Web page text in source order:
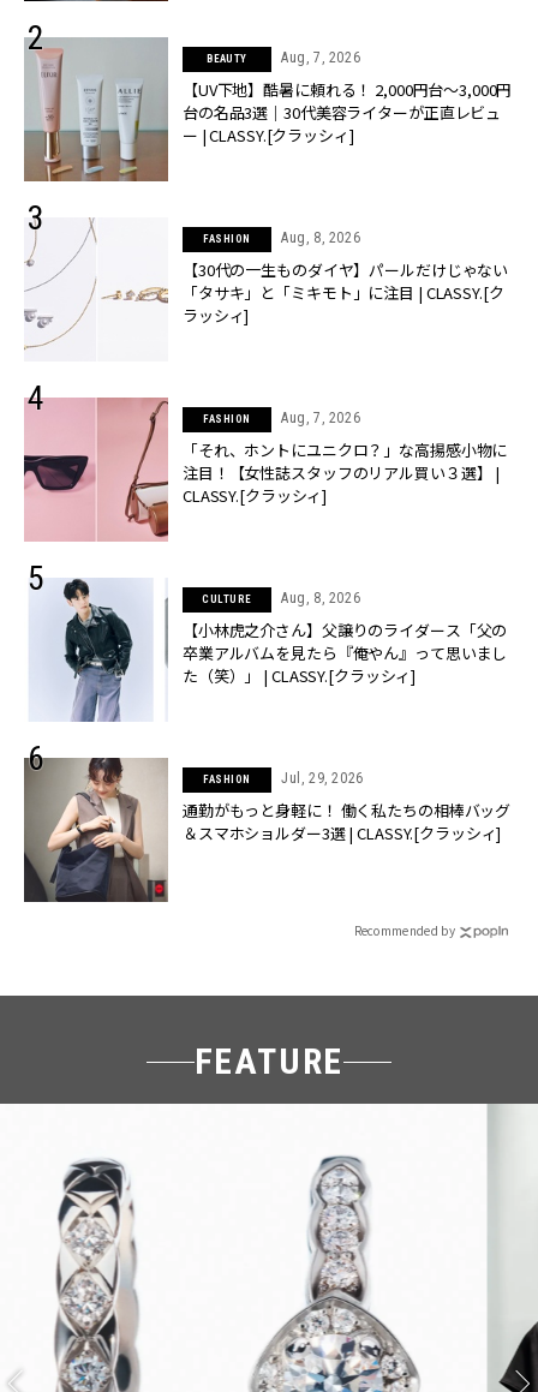
BEAUTY Aug, 7, 2026
【UV下地】酷暑に頼れる！ 2,000円台〜3,000円
台の名品3選｜30代美容ライターが正直レビュ
ー | CLASSY.[クラッシィ]
FASHION Aug, 8, 2026
【30代の一生ものダイヤ】パールだけじゃない
「タサキ」と「ミキモト」に注目 | CLASSY.[ク
ラッシィ]
FASHION Aug, 7, 2026
「それ、ホントにユニクロ？」な高揚感小物に
注目！【女性誌スタッフのリアル買い３選】 |
CLASSY.[クラッシィ]
CULTURE Aug, 8, 2026
【小林虎之介さん】父譲りのライダース「父の
卒業アルバムを見たら『俺やん』って思いまし
た（笑）」 | CLASSY.[クラッシィ]
FASHION Jul, 29, 2026
通勤がもっと身軽に！ 働く私たちの相棒バッグ
＆スマホショルダー3選 | CLASSY.[クラッシィ]
Recommended by
FEATURE